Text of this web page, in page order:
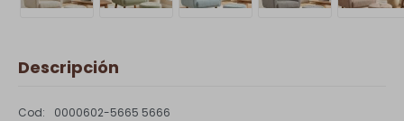
Descripción
0000602-5665 5666